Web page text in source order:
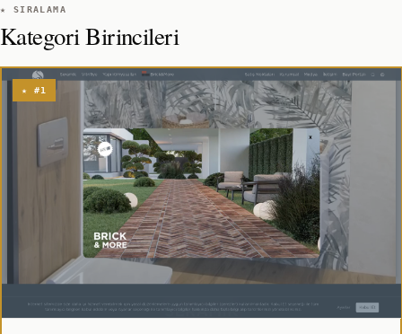
★ SIRALAMA
Kategori Birincileri
★ #1